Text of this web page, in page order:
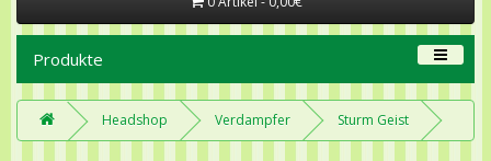
Produkte
Headshop Verdampfer Sturm Geist